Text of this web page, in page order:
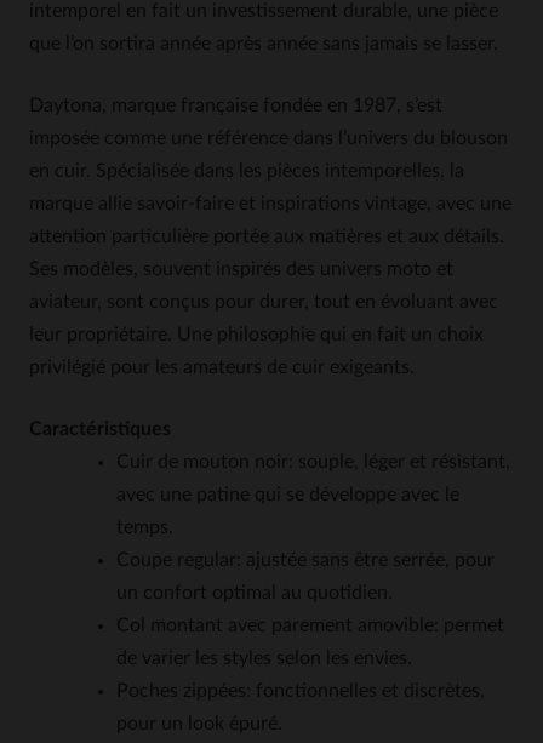
intemporel en fait un investissement durable, une pièce
que l’on sortira année après année sans jamais se lasser.
Daytona, marque française fondée en 1987, s’est
imposée comme une référence dans l’univers du blouson
en cuir. Spécialisée dans les pièces intemporelles, la
marque allie savoir-faire et inspirations vintage, avec une
attention particulière portée aux matières et aux détails.
Ses modèles, souvent inspirés des univers moto et
aviateur, sont conçus pour durer, tout en évoluant avec
leur propriétaire. Une philosophie qui en fait un choix
privilégié pour les amateurs de cuir exigeants.
Caractéristiques
Cuir de mouton noir: souple, léger et résistant,
avec une patine qui se développe avec le
temps.
Coupe regular: ajustée sans être serrée, pour
un confort optimal au quotidien.
Col montant avec parement amovible: permet
de varier les styles selon les envies.
Poches zippées: fonctionnelles et discrètes,
pour un look épuré.